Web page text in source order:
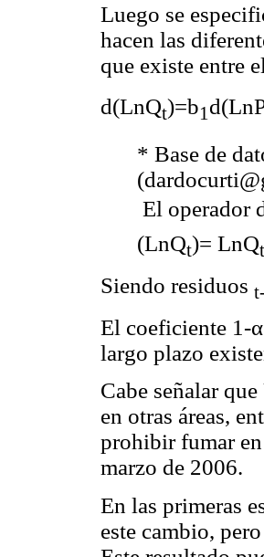
Luego se
hacen las
que existe entre
d(LnQt)=b1
* Base de
 El
(LnQt)= LnQt
Siendo residuos
El coeficiente 1-
largo plazo
Cabe señalar
en otras áreas,
prohibir fumar
marzo de 2006.
En las primeras
este cambio,